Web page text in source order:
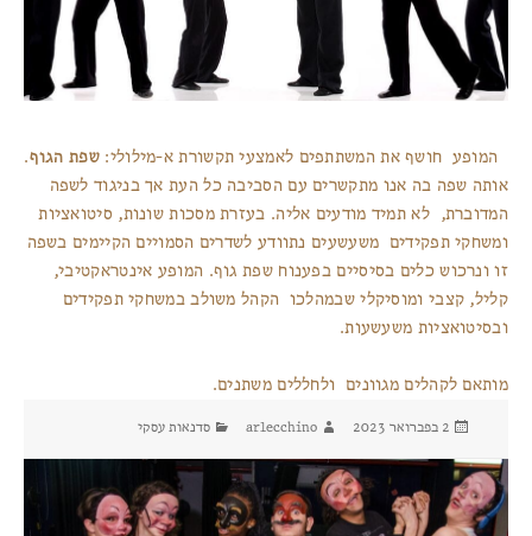
המופע חושף את המשתתפים לאמצעי תקשורת א-מילולי: שפת הגוף.
אותה שפה בה אנו מתקשרים עם הסביבה כל העת אך בניגוד לשפה
המדוברת, לא תמיד מודעים אליה. בעזרת מסכות שונות, סיטואציות
ומשחקי תפקידים משעשעים נתוודע לשדרים הסמויים הקיימים בשפה
זו ונרכוש כלים בסיסיים בפענוח שפת גוף. המופע אינטראקטיבי,
קליל, קצבי ומוסיקלי שבמהלכו הקהל משולב במשחקי תפקידים
ובסיטואציות משעשעות.
מותאם לקהלים מגוונים ולחללים משתנים.
פורסם
2 בפברואר 2023 מחבר
arlecchino קטגוריות
סדנאות עסקי